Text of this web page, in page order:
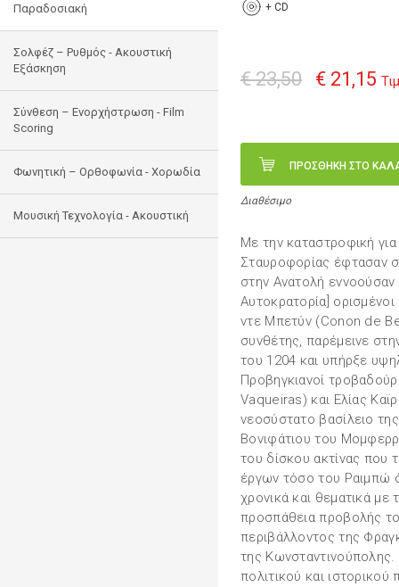
Παραδοσιακή
Σολφέζ – Ρυθμός - Ακουστική
Εξάσκηση
Σύνθεση – Ενορχήστρωση - Film
Scoring
Φωνητική – Ορθοφωνία - Χορωδία
Μουσική Τεχνολογία - Ακουστική
+ CD
€ 23,50 € 21,15
ΠΡΟΣΘΗΚΗ ΣΤΟ
Διαθέσιμο
Με την καταστροφική
Σταυροφορίας έφτασαν
στην Ανατολή
Αυτοκρατορία]
ντε Μπετύν (Conon de
συνθέτης, παρέμεινε
του 1204 και υπήρξε
Προβηγκιανοί
Vaqueiras) και Ελίας
νεοσύστατο βασίλειο
Βονιφάτιου του
του δίσκου ακτίνας που
έργων τόσο του Ραιμπώ
χρονικά και θεματικά με
προσπάθεια προβολής
περιβάλλοντος της
της Κωνσταντινούπολης.
πολιτικού και